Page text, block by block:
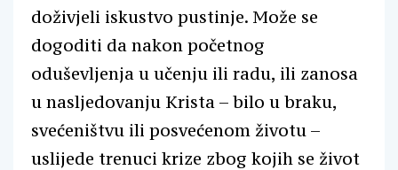
doživjeli iskustvo pustinje. Može se
dogoditi da nakon početnog
oduševljenja u učenju ili radu, ili zanosa
u nasljedovanju Krista – bilo u braku,
svećeništvu ili posvećenom životu –
uslijede trenuci krize zbog kojih se život